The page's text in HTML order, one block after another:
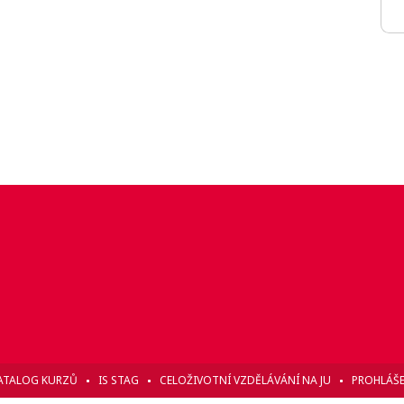
KURZŮ IS STAG CELOŽIVOTNÍ VZDĚLÁVÁNÍ NA JU